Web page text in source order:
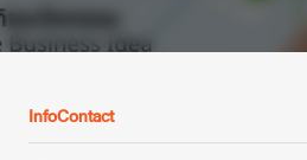
InfoContact